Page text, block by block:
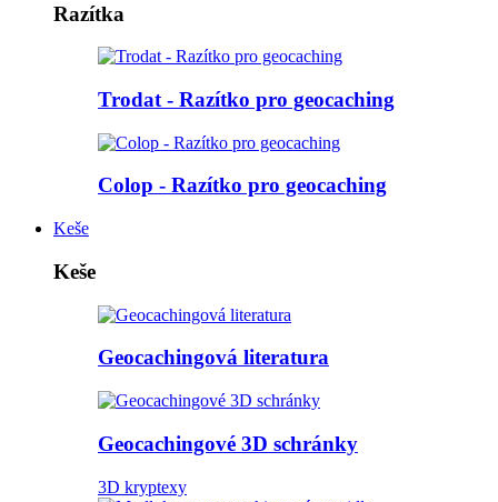
Razítka
Trodat - Razítko pro geocaching
Colop - Razítko pro geocaching
Keše
Keše
Geocachingová literatura
Geocachingové 3D schránky
3D kryptexy